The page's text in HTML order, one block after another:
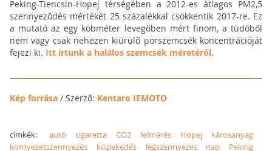
Peking-Tiencsin-Hopej térségében a 2012-es átlagos PM2,5
szennyeződés mértékét 25 százalékkal csökkentik 2017-re. Ez
a mutató az egy köbméter levegőben mért finom, a tüdőből
nem vagy csak nehezen kiürülő porszemcsék koncentrációját
fejezi ki. Itt írtunk a halálos szemcsék méretéről.
Kép forrása/ Szerző: Kentaro IEMOTO
címkék: autó cigaretta CO2 felmérés Hopej
károsanyag
környezetszennyezés
közlekedés légszennyezés nap
Peking